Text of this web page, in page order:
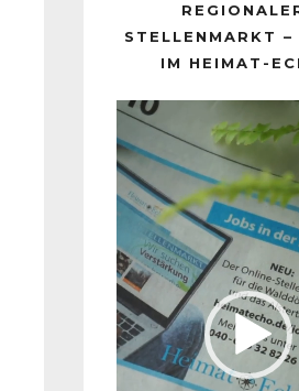
STELLENMARKT
IM HEIMAT-
Player